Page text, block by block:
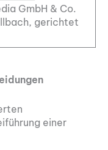
GmbH & Co.
gerichtet
einer